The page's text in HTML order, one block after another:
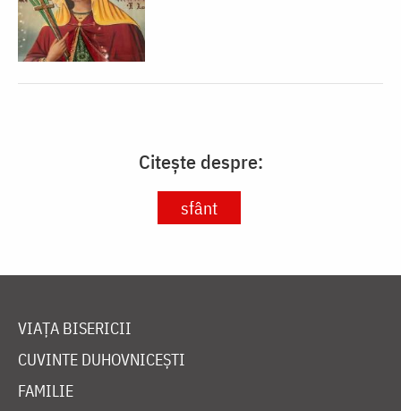
Citește despre:
sfânt
VIAȚA BISERICII
CUVINTE DUHOVNICEȘTI
FAMILIE